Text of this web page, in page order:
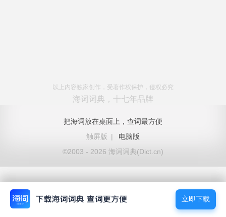
以上内容独家创作，受著作权保护，侵权必究
海词词典，十七年品牌
把海词放在桌面上，查词最方便
触屏版
|
电脑版
©2003 - 2026 海词词典(Dict.cn)
立即下载
立即下载